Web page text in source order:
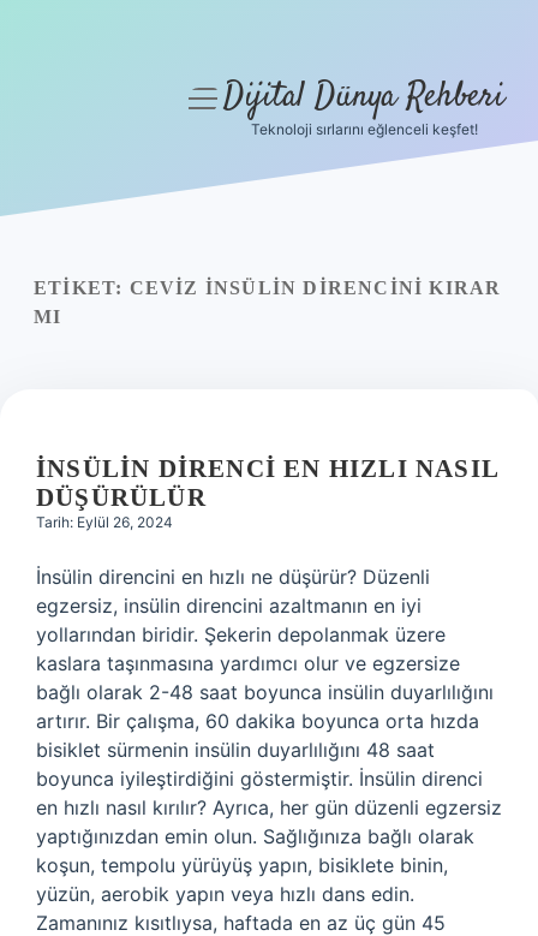
Yasal Uyarı
menüyüDijital Dünya Rehberi
Teknoloji sırlarını eğlenceli keşfet!
ETIKET: CEVIZ INSÜLIN DIRENCINI KIRAR
MI
İNSÜLIN DIRENCI EN HIZLI NASIL
DÜŞÜRÜLÜR
Tarih: Eylül 26, 2024
İnsülin direncini en hızlı ne düşürür? Düzenli
egzersiz, insülin direncini azaltmanın en iyi
yollarından biridir. Şekerin depolanmak üzere
kaslara taşınmasına yardımcı olur ve egzersize
bağlı olarak 2-48 saat boyunca insülin duyarlılığını
artırır. Bir çalışma, 60 dakika boyunca orta hızda
bisiklet sürmenin insülin duyarlılığını 48 saat
boyunca iyileştirdiğini göstermiştir. İnsülin direnci
en hızlı nasıl kırılır? Ayrıca, her gün düzenli egzersiz
yaptığınızdan emin olun. Sağlığınıza bağlı olarak
koşun, tempolu yürüyüş yapın, bisiklete binin,
yüzün, aerobik yapın veya hızlı dans edin.
Zamanınız kısıtlıysa, haftada en az üç gün 45